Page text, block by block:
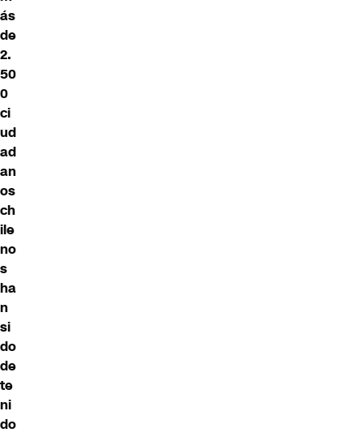
ás
de
2.
50
0
ci
ud
ad
an
os
ch
ile
no
s
ha
n
si
do
de
te
ni
do